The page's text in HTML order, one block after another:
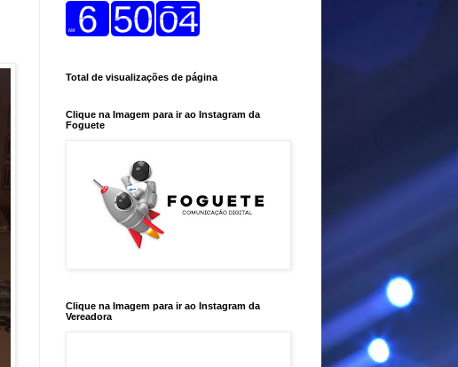
Total de visualizações de página
Clique na Imagem para ir ao Instagram da
Foguete
Clique na Imagem para ir ao Instagram da
Vereadora